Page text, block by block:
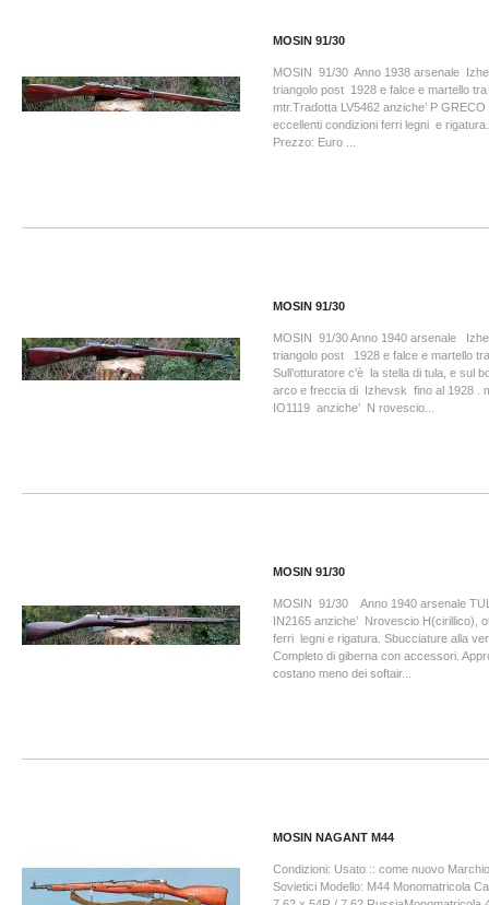
MOSIN 91/30
MOSIN 91/30 Anno 1938 arsenale
triangolo post 1928 e falce e martello
mtr.Tradotta LV5462 anziche’ P
eccellenti condizioni ferri legni
Prezzo: Euro ...
MOSIN 91/30
MOSIN 91/30 Anno 1940 arsenale
triangolo post 1928 e falce e martello
Sull’otturatore c’è la stella di tula, e sul
arco e freccia di Izhevsk fino al 1928 .
IO1119 anziche’ N rovescio...
MOSIN 91/30
MOSIN 91/30 Anno 1940 arsenale
IN2165 anziche’ Nrovescio H(cirillico),
ferri legni e rigatura. Sbucciature alla
Completo di giberna con accessori.
costano meno dei softair...
MOSIN NAGANT M44
Condizioni: Usato :: come nuovo
Sovietici Modello: M44 Monomatricola